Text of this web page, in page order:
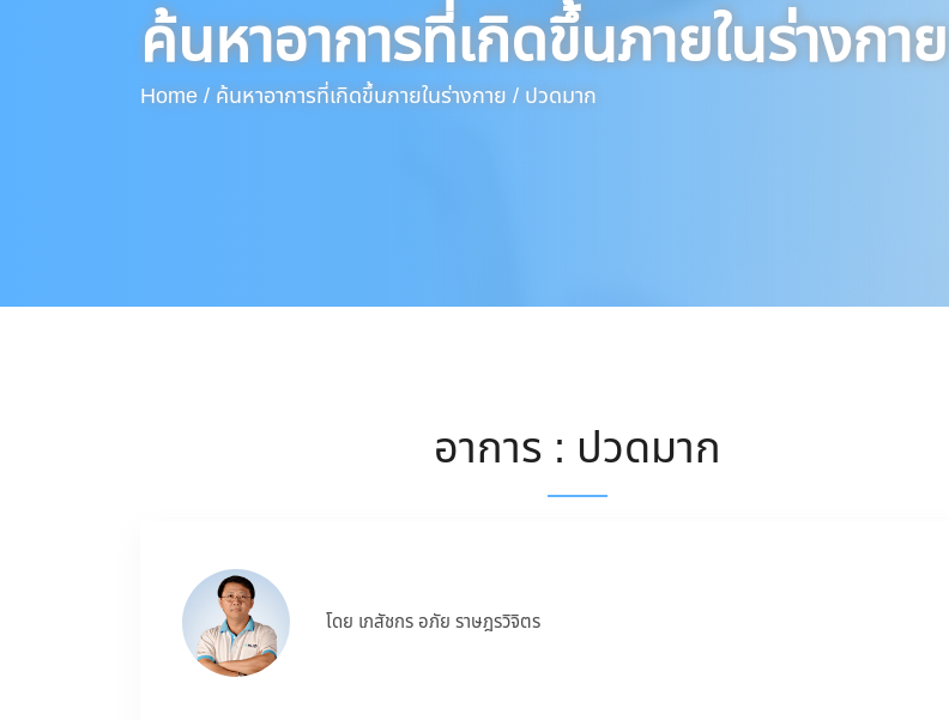
ค้นหาอาการที่เกิดขึ้นภายในร่างกาย
Home / ค้นหาอาการที่เกิดขึ้นภายในร่างกาย / ปวดมาก
อาการ : ปวดมาก
โดย เภสัชกร อภัย ราษฎรวิจิตร